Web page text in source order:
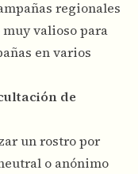
regionales
valioso para
en varios
de
un rostro por
o anónimo